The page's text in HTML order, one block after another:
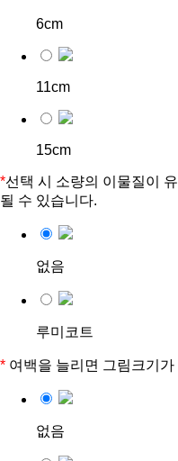
6cm
11cm
15cm
*선택 시 소량의 이물질이
될 수 있습니다.
없음
루미코트
* 여백을 늘리면 그림크기가
없음